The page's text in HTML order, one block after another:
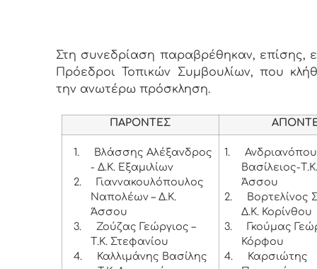
Στη συνεδρίαση παραβρέθηκαν, επίσης,
Πρόεδροι Τοπικών Συμβουλίων, που
την ανωτέρω πρόσκληση.
ΠΑΡΟΝΤΕΣ
1.
Βλάσσης Αλέξανδρος
- Δ.Κ. Εξαμιλίων
2.
Γιαννακουλόπουλος
Ναπολέων – Δ.Κ.
Άσσου
3.
Ζούζας Γεώργιος –
Τ.Κ. Στεφανίου
4.
Καλλιμάνης Βασίλης
1.
Βασίλειος-
Άσσου
2.
Βορτελίνος
Δ.Κ. Κορίνθου
3.
Γκούμας
Κόρφου
4.
Καρσιώτης